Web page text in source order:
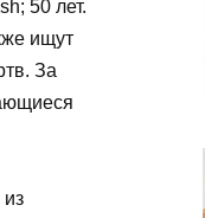
50 лет.
ищут
За